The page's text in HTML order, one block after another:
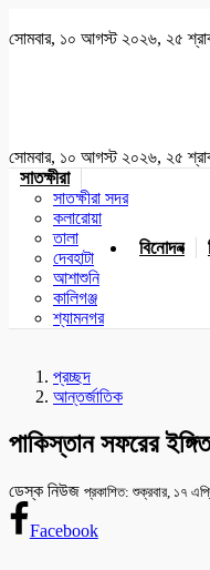
সোমবার, ১০ আগস্ট ২০২৬, ২৫
সোমবার, ১০ আগস্ট ২০২৬, ২৫
সাতক্ষীরা
সাতক্ষীরা সদর
কলারোয়া
তালা
দেবহাটা
আশাশুনি
কালিগঞ্জ
শ্যামনগর
বিনোদন
প্রচ্ছদ
আন্তর্জাতিক
পাকিস্তান সফরের
ডেস্ক নিউজ প্রকাশিত: শুক্রবার, ১৭
Facebook